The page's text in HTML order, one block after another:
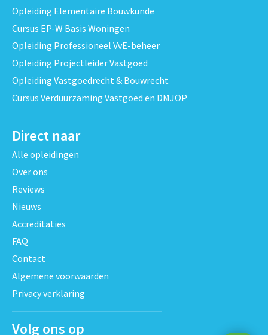
Opleiding Elementaire Bouwkunde
Cursus EP-W Basis Woningen
Opleiding Professioneel VvE-beheer
Opleiding Projectleider Vastgoed
Opleiding Vastgoedrecht & Bouwrecht
Cursus Verduurzaming Vastgoed en DMJOP
Direct naar
Alle opleidingen
Over ons
Reviews
Nieuws
Accreditaties
FAQ
Contact
Algemene voorwaarden
Privacy verklaring
Volg ons op